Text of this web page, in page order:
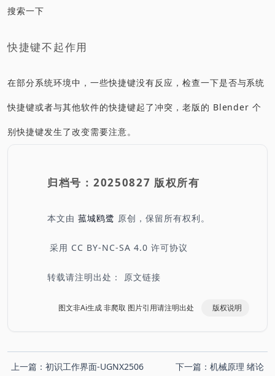
搜索一下
快捷键不起作用
在部分系统环境中，一些快捷键没有反应，检查一下是否与系统
快捷键或者与其他软件的快捷键起了冲突，老版的 Blender 个
别快捷键发生了改变需要注意。
归档号：20250827 版权所有
本文由 菰城鸥鹭 原创，保留所有权利。
采用 CC BY-NC-SA 4.0 许可协议
转载请注明出处： 原文链接
图文非Ai生成 非爬取 图片引用请注明出处 版权说明
上一篇： 初识工作界面-UGNX2506 下一篇： 机械原理 绪论